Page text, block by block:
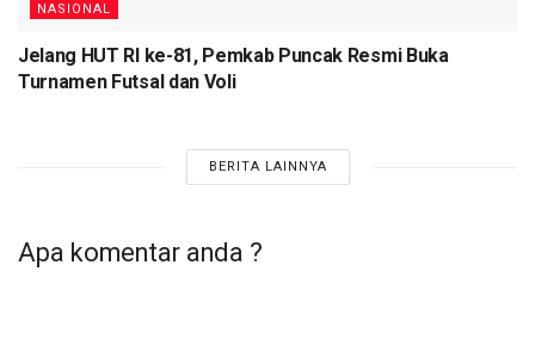
NASIONAL
Jelang HUT RI ke-81, Pemkab Puncak Resmi Buka
Turnamen Futsal dan Voli
BERITA LAINNYA
Apa komentar anda ?